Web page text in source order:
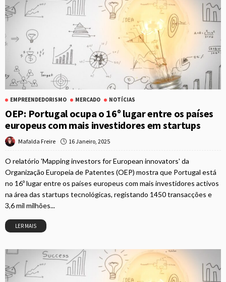
EMPREENDEDORISMO MERCADO NOTÍCIAS
OEP: Portugal ocupa o 16º lugar entre os países
europeus com mais investidores em startups
Mafalda Freire 16 Janeiro, 2025
O relatório 'Mapping investors for European innovators' da
Organização Europeia de Patentes (OEP) mostra que Portugal está
no 16º lugar entre os países europeus com mais investidores activos
na área das startups tecnológicas, registando 1450 transacções e
3,6 mil milhões...
LER MAIS